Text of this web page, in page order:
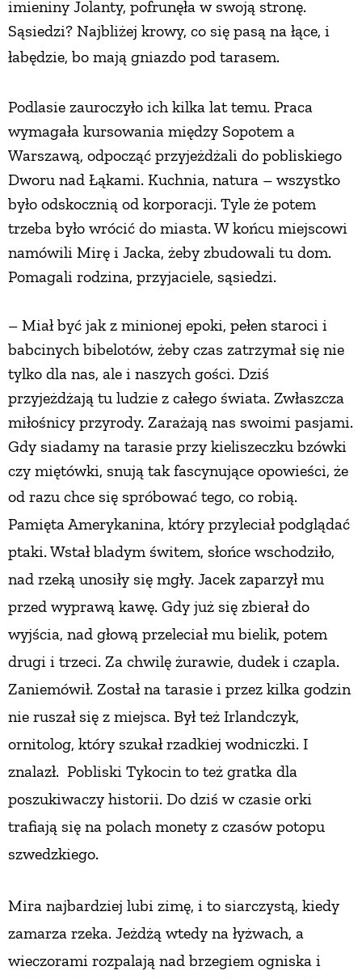
imieniny Jolanty, pofrunęła w swoją stronę.
Sąsiedzi? Najbliżej krowy, co się pasą na łące, i
łabędzie, bo mają gniazdo pod tarasem.
Podlasie zauroczyło ich kilka lat temu. Praca
wymagała kursowania między Sopotem a
Warszawą, odpocząć przyjeżdżali do pobliskiego
Dworu nad Łąkami. Kuchnia, natura – wszystko
było odskocznią od korporacji. Tyle że potem
trzeba było wrócić do miasta. W końcu miejscowi
namówili Mirę i Jacka, żeby zbudowali tu dom.
Pomagali rodzina, przyjaciele, sąsiedzi.
– Miał być jak z minionej epoki, pełen staroci i
babcinych bibelotów, żeby czas zatrzymał się nie
tylko dla nas, ale i naszych gości. Dziś
przyjeżdżają tu ludzie z całego świata. Zwłaszcza
miłośnicy przyrody. Zarażają nas swoimi pasjami.
Gdy siadamy na tarasie przy kieliszeczku bzówki
czy miętówki, snują tak fascynujące opowieści, że
od razu chce się spróbować tego, co robią.
Pamięta Amerykanina, który przyleciał podglądać
ptaki. Wstał bladym świtem, słońce wschodziło,
nad rzeką unosiły się mgły. Jacek zaparzył mu
przed wyprawą kawę. Gdy już się zbierał do
wyjścia, nad głową przeleciał mu bielik, potem
drugi i trzeci. Za chwilę żurawie, dudek i czapla.
Zaniemówił. Został na tarasie i przez kilka godzin
nie ruszał się z miejsca. Był też Irlandczyk,
ornitolog, który szukał rzadkiej wodniczki. I
znalazł. Pobliski Tykocin to też gratka dla
poszukiwaczy historii. Do dziś w czasie orki
trafiają się na polach monety z czasów potopu
szwedzkiego.
Mira najbardziej lubi zimę, i to siarczystą, kiedy
zamarza rzeka. Jeżdżą wtedy na łyżwach, a
wieczorami rozpalają nad brzegiem ogniska i